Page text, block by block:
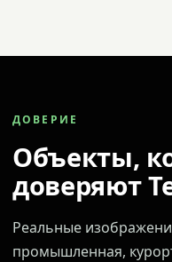
ДОВЕРИЕ
Объекты,
доверяют
Реальные
промышленная,